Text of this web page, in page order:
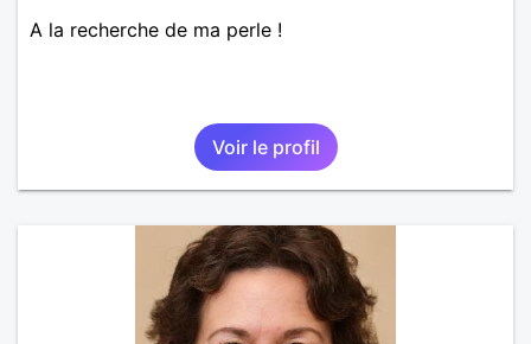
A la recherche de ma perle !
Voir le profil